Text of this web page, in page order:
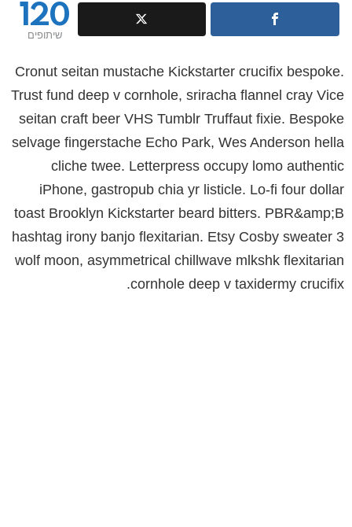
120
שיתופים
Cronut seitan mustache Kickstarter crucifix bespoke.
Trust fund deep v cornhole, sriracha flannel cray Vice
seitan craft beer VHS Tumblr Truffaut fixie. Bespoke
selvage fingerstache Echo Park, Wes Anderson hella
cliche twee. Letterpress occupy lomo authentic
iPhone, gastropub chia yr listicle. Lo-fi four dollar
toast Brooklyn Kickstarter beard bitters. PBR&amp;B
hashtag irony banjo flexitarian. Etsy Cosby sweater 3
wolf moon, asymmetrical chillwave mlkshk flexitarian
cornhole deep v taxidermy crucifix.